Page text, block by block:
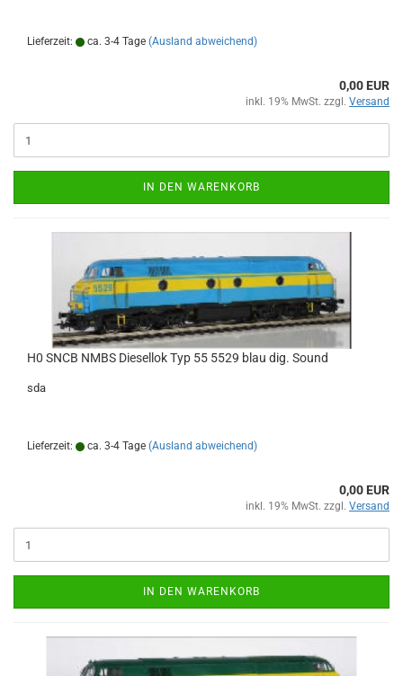
Lieferzeit: ca. 3-4 Tage (Ausland abweichend)
0,00 EUR
inkl. 19% MwSt. zzgl. Versand
IN DEN WARENKORB
H0 SNCB NMBS Diesellok Typ 55 5529 blau dig. Sound
sda
Lieferzeit: ca. 3-4 Tage (Ausland abweichend)
0,00 EUR
inkl. 19% MwSt. zzgl. Versand
IN DEN WARENKORB